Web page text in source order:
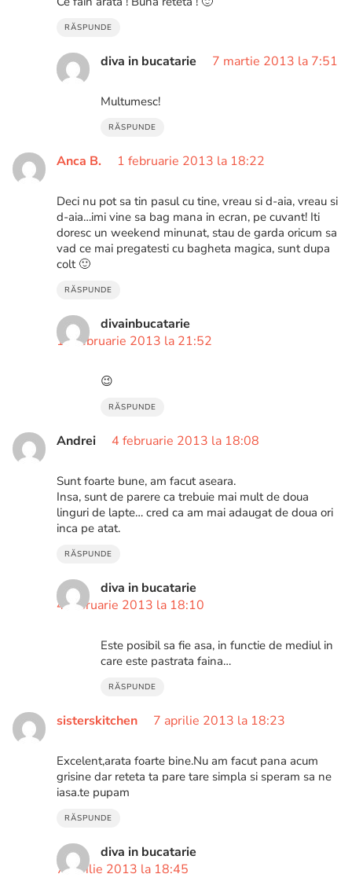
RĂSPUNDE
diva in bucatarie 7 martie 2013 la 7:51
Multumesc!
RĂSPUNDE
Anca B. 1 februarie 2013 la 18:22
Deci nu pot sa tin pasul cu tine, vreau si d-aia, vreau si
d-aia…imi vine sa bag mana in ecran, pe cuvant! Iti
doresc un weekend minunat, stau de garda oricum sa
vad ce mai pregatesti cu bagheta magica, sunt dupa
colt 🙂
RĂSPUNDE
divainbucatarie
12 februarie 2013 la 21:52
😉
RĂSPUNDE
Andrei 4 februarie 2013 la 18:08
Sunt foarte bune, am facut aseara.
Insa, sunt de parere ca trebuie mai mult de doua
linguri de lapte… cred ca am mai adaugat de doua ori
inca pe atat.
RĂSPUNDE
diva in bucatarie
4 februarie 2013 la 18:10
Este posibil sa fie asa, in functie de mediul in
care este pastrata faina…
RĂSPUNDE
sisterskitchen 7 aprilie 2013 la 18:23
Excelent,arata foarte bine.Nu am facut pana acum
grisine dar reteta ta pare tare simpla si speram sa ne
iasa.te pupam
RĂSPUNDE
diva in bucatarie
7 aprilie 2013 la 18:45